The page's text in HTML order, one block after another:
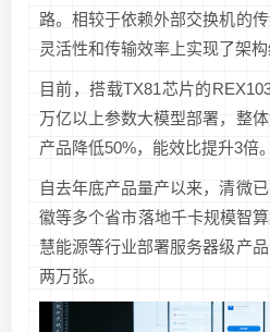
路。相较于依赖外部交换机的
灵活性和传输效率上实现了架构
目前，搭载TX81芯片的
万亿以上参数大模型部署，整
产品降低50%，能效比提升3倍。
自去年底产品量产以来，清微
徽等多个省市落地千卡规模智
慧能源等行业部署服务器级产
两万张。